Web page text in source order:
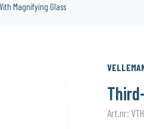
Magnifying Glass
Art.nr: